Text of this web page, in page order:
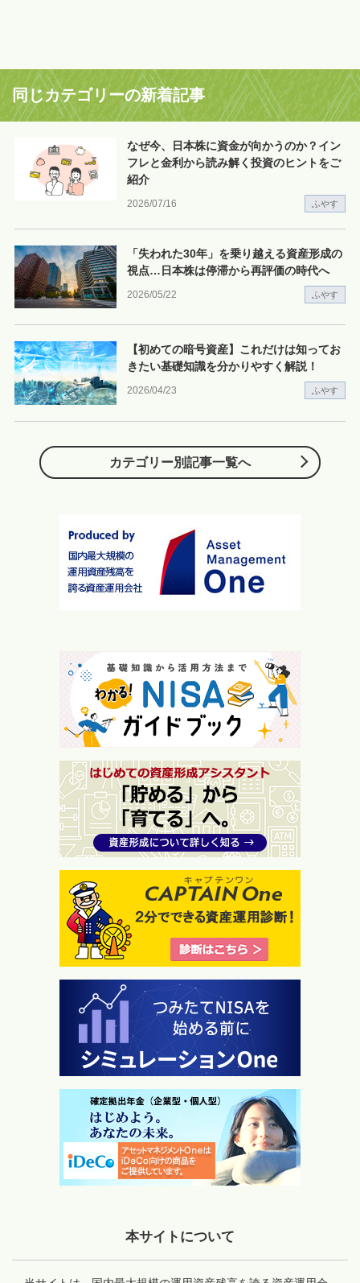
同じカテゴリーの新着記事
2026/07/16 ふやす
なぜ今、日本株に資金が向かうのか？イン
フレと金利から読み解く投資のヒントをご
紹介
2026/05/22 ふやす
「失われた30年」を乗り越える資産形成の
視点…日本株は停滞から再評価の時代へ
2026/04/23 ふやす
【初めての暗号資産】これだけは知ってお
きたい基礎知識を分かりやすく解説！
カテゴリー別記事一覧へ
本サイトについて